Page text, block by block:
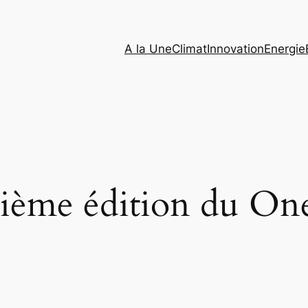
A la UneClimatInnovationEnergie
édition du